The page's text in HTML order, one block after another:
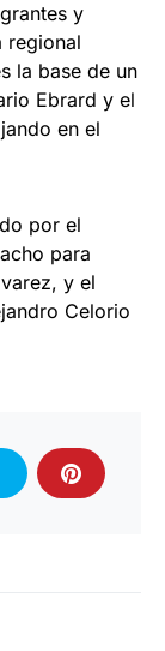
y
regional
la base de un
Ebrard y el
en el
por el
para
y el
Celorio